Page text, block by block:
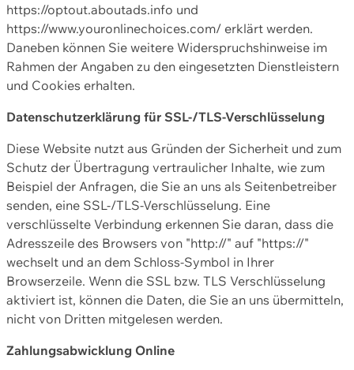
https://optout.aboutads.info und
https://www.youronlinechoices.com/ erklärt werden.
Daneben können Sie weitere Widerspruchshinweise im
Rahmen der Angaben zu den eingesetzten Dienstleistern
und Cookies erhalten.
Datenschutzerklärung für SSL-/TLS-Verschlüsselung
Diese Website nutzt aus Gründen der Sicherheit und zum
Schutz der Übertragung vertraulicher Inhalte, wie zum
Beispiel der Anfragen, die Sie an uns als Seitenbetreiber
senden, eine SSL-/TLS-Verschlüsselung. Eine
verschlüsselte Verbindung erkennen Sie daran, dass die
Adresszeile des Browsers von "http://" auf "https://"
wechselt und an dem Schloss-Symbol in Ihrer
Browserzeile. Wenn die SSL bzw. TLS Verschlüsselung
aktiviert ist, können die Daten, die Sie an uns übermitteln,
nicht von Dritten mitgelesen werden.
Zahlungsabwicklung Online